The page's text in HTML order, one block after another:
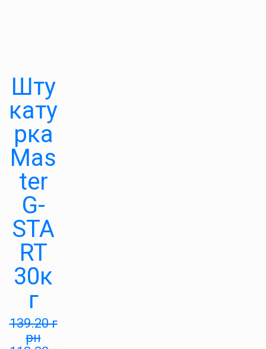
Шту
кату
рка
Маs
ter
G-
STA
RT
30к
г
139.20г
рн